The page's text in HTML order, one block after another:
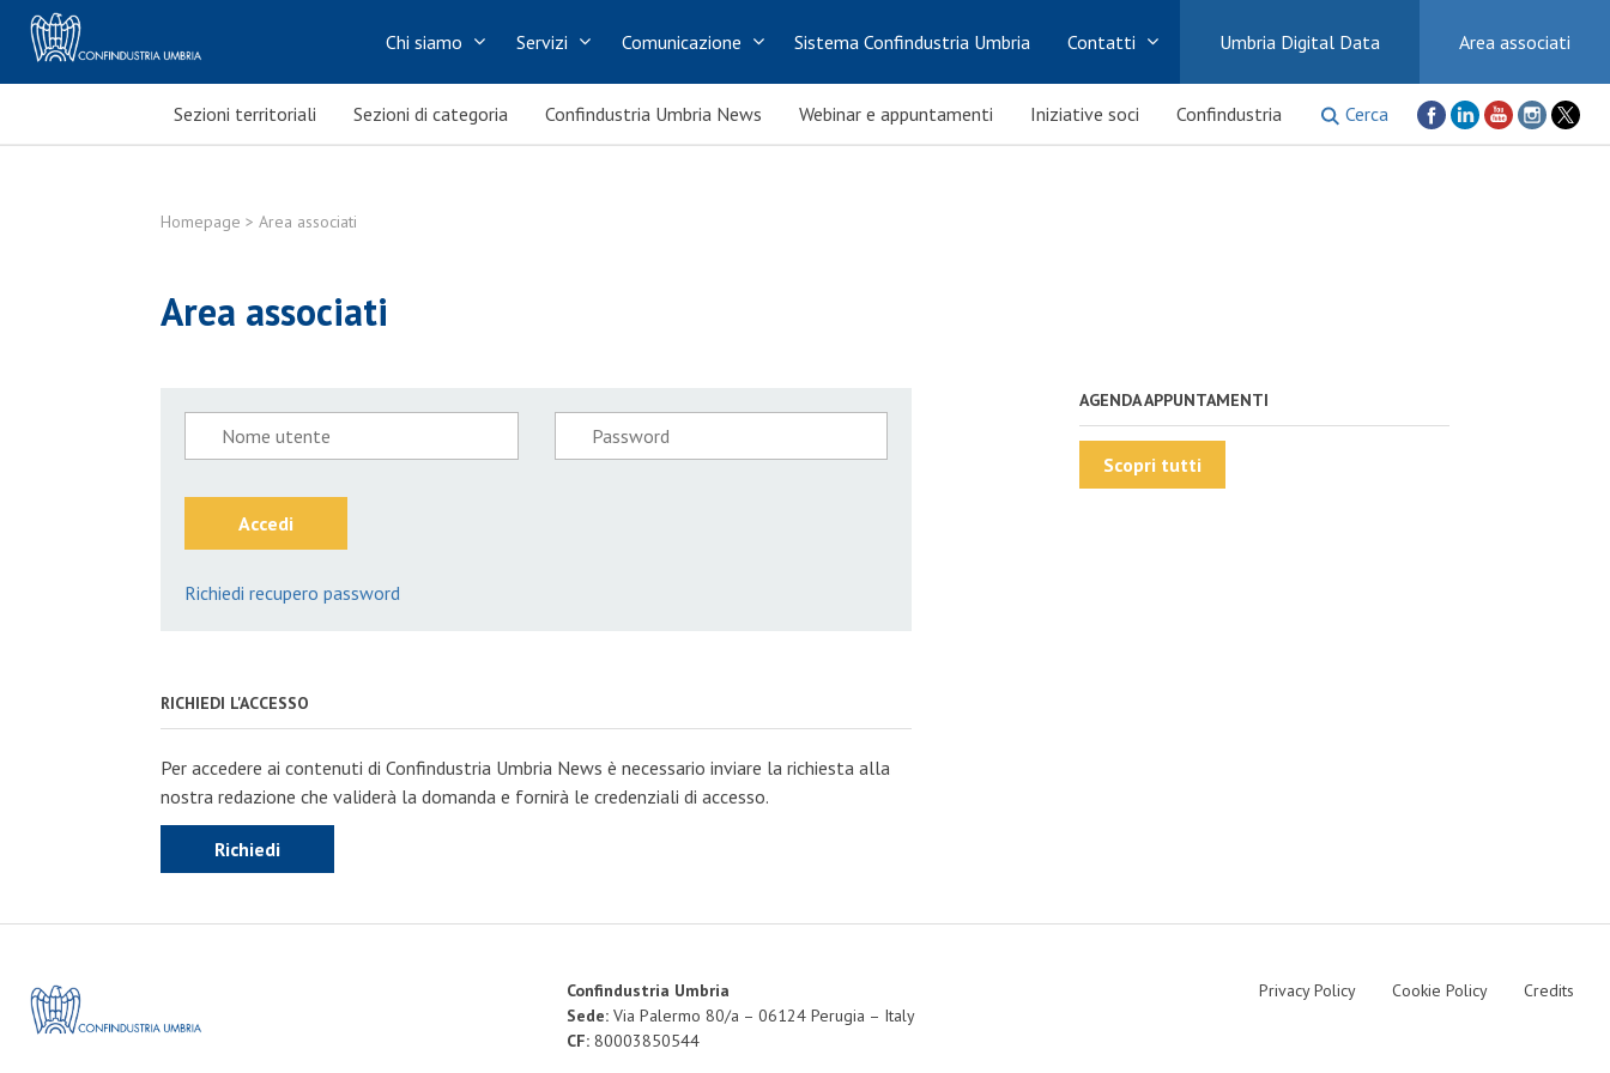
Chi siamo Servizi Comunicazione Sistema Confindustria Umbria Contatti Umbria Digital Data Area associati
Sezioni territoriali Sezioni di categoria Confindustria Umbria News Webinar e appuntamenti Iniziative soci Confindustria Cerca
Homepage > Area associati
Area associati
Accedi
Richiedi recupero password
RICHIEDI L'ACCESSO
Per accedere ai contenuti di Confindustria Umbria News è necessario inviare la richiesta alla
nostra redazione che validerà la domanda e fornirà le credenziali di accesso.
Richiedi
AGENDA APPUNTAMENTI
Scopri tutti
Confindustria Umbria
Sede: Via Palermo 80/a – 06124 Perugia – Italy
CF: 80003850544
Privacy Policy Cookie Policy Credits